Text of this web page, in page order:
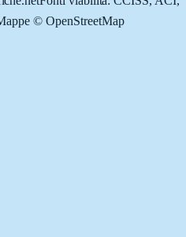
© OpenStreetMap